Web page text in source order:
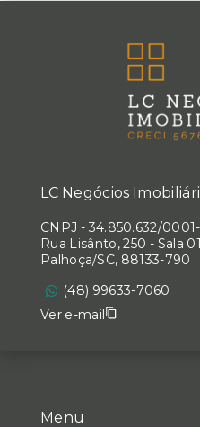
Menu
LC Negócios
CNPJ - 34.850.632/
Rua Lisânto, 250 - Sala
Palhoça/SC, 88133-790
(48) 99633-7060
Ver e-mail